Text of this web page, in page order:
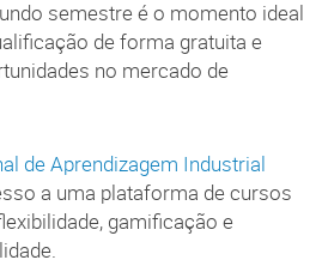
semestre é o momento ideal
de forma gratuita e
no mercado de
de Aprendizagem Industrial
a uma plataforma de cursos
gamificação e